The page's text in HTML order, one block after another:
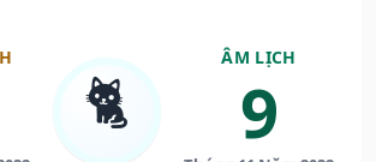
🐈
ÂM LỊCH
9